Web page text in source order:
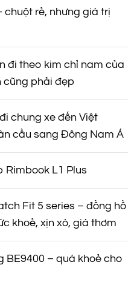
chuột rẻ, nhưng giá trị
đi theo kim chỉ nam của
cũng phải đẹp
chung xe đến Việt
cầu sang Đông Nam Á
Rimbook L1 Plus
Fit 5 series – đồng hồ
khoẻ, xịn xò, giá thơm
BE9400 – quá khoẻ cho